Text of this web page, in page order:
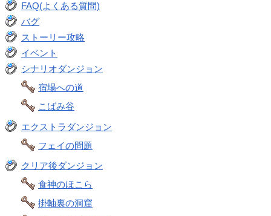
FAQ(よくある質問)
バグ
ストーリー攻略
イベント
シナリオダンジョン
宿場への道
こばみ谷
エクストラダンジョン
フェイの問題
クリア後ダンジョン
食神のほこら
掛軸裏の洞窟